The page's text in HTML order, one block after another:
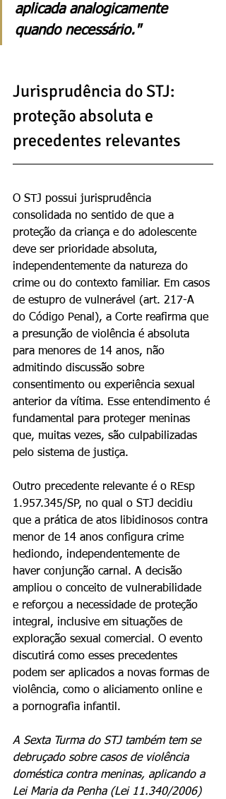
aplicada analogicamente
quando necessário."
Jurisprudência do STJ:
proteção absoluta e
precedentes relevantes
O STJ possui jurisprudência
consolidada no sentido de que a
proteção da criança e do adolescente
deve ser prioridade absoluta,
independentemente da natureza do
crime ou do contexto familiar. Em casos
de estupro de vulnerável (art. 217-A
do Código Penal), a Corte reafirma que
a presunção de violência é absoluta
para menores de 14 anos, não
admitindo discussão sobre
consentimento ou experiência sexual
anterior da vítima. Esse entendimento é
fundamental para proteger meninas
que, muitas vezes, são culpabilizadas
pelo sistema de justiça.
Outro precedente relevante é o REsp
1.957.345/SP, no qual o STJ decidiu
que a prática de atos libidinosos contra
menor de 14 anos configura crime
hediondo, independentemente de
haver conjunção carnal. A decisão
ampliou o conceito de vulnerabilidade
e reforçou a necessidade de proteção
integral, inclusive em situações de
exploração sexual comercial. O evento
discutirá como esses precedentes
podem ser aplicados a novas formas de
violência, como o aliciamento online e
a pornografia infantil.
A Sexta Turma do STJ também tem se
debruçado sobre casos de violência
doméstica contra meninas, aplicando a
Lei Maria da Penha (Lei 11.340/2006)